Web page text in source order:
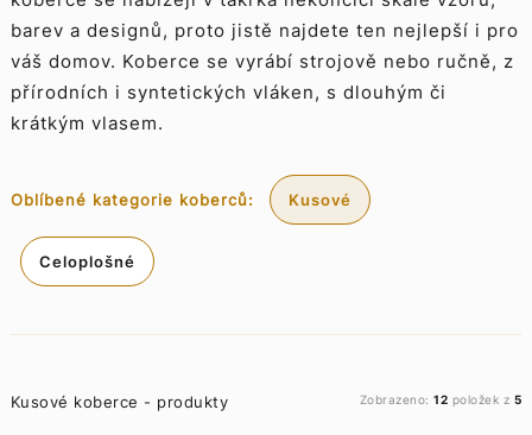
barev a designů, proto jistě najdete ten nejlepší i pro
váš domov. Koberce se vyrábí strojově nebo ručně, z
přírodních i syntetických vláken, s dlouhým či
krátkým vlasem.
Oblíbené kategorie koberců: Kusové
Celoplošné
Zobrazeno:12 položek z 5
Kusové koberce - produkty